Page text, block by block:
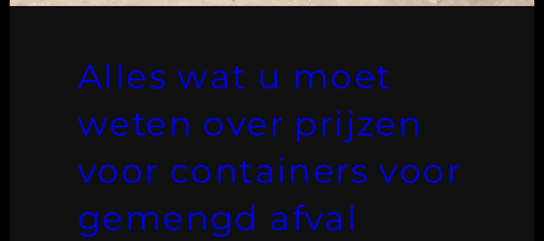
Alles wat u moet
weten over prijzen
voor containers voor
gemengd afval